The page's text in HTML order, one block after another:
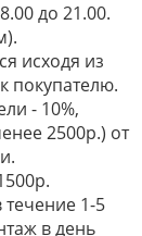
до 21.00.
исходя из
покупателю.
- 10%,
2500р.) от
1-5
в день